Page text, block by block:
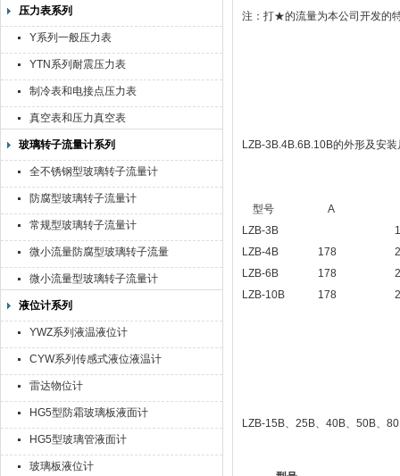
压力表系列
Y系列一般压力表
YTN系列耐震压力表
制冷表和电接点压力表
真空表和压力真空表
玻璃转子流量计系列
全不锈钢型玻璃转子流量计
防腐型玻璃转子流量计
常规型玻璃转子流量计
微小流量防腐型玻璃转子流量
计
微小流量型玻璃转子流量计
液位计系列
YWZ系列液温液位计
CYW系列传感式液位液温计
雷达物位计
HG5型防霜玻璃板液面计
HG5型玻璃管液面计
玻璃板液位计
注：打★的流量为本公司开发的
LZB-3B.4B.6B.10B的外形及安装
型号 A
LZB-3B
LZB-4B
178
LZB-6B
178
LZB-10B
178
LZB-15B、25B、40B、50B、